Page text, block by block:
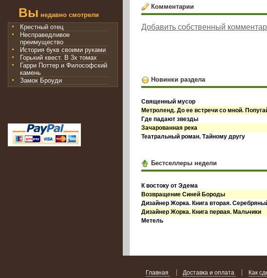
Вы недавно смотрели
Крестный отец
Несправедливое
преимущество
История букв своими руками
Горький квест. В 3х томах
Гарри Поттер и Философский
камень
Замок Броуди
Комментарии
Добавить собственный
Новинки раздела
Священный мусор
Метроленд. До ее встречи со мной.
Где падают звезды
Зачарованная река
Театральный роман. Тайному другу
Бестселлеры недели
К востоку от Эдема
Возвращение Синей Бороды
Дизайнер Жорка. Книга вторая.
Дизайнер Жорка. Книга первая. Мальчики
Метель
Главная Доставка и оплата Как